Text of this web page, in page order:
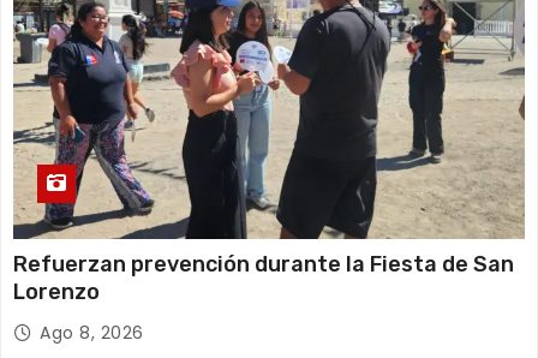
s
Refuerzan prevención durante la Fiesta de San
Lorenzo
Ago 8, 2026